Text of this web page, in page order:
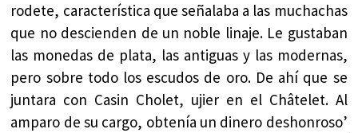
rodete, característica que señalaba a las muchachas
que no descienden de un noble linaje. Le gustaban
las monedas de plata, las antiguas y las modernas,
pero sobre todo los escudos de oro. De ahí que se
juntara con Casin Cholet, ujier en el Châtelet. Al
amparo de su cargo, obtenía un dinero deshonroso’